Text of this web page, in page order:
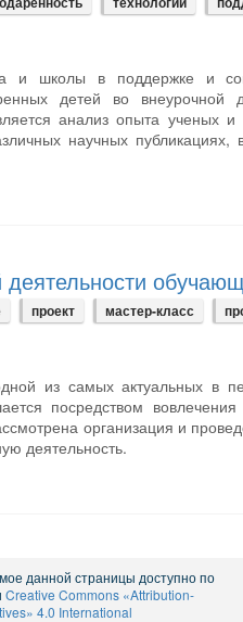
и школы в поддержке и
детей во внеурочной
анализ опыта ученых и
научных публикациях,
деятельности
проект мастер-класс
из самых актуальных в
посредством
организация и
деятельность.
данной страницы доступно по
Creative Commons «Attribution-
4.0 International